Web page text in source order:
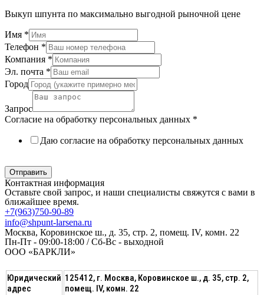
Выкуп шпунта по максимально выгодной рыночной цене
Имя *
Телефон *
Компания *
Эл. почта *
Город
Запрос
Согласие на обработку персональных данных *
Даю согласие на обработку персональных данных
Отправить
Контактная информация
Оставьте свой запрос, и наши специалисты свяжутся с вами в
ближайшее время.
+7(963)750-90-89
info@shpunt-larsena.ru
Москва, Коровинское ш., д. 35, стр. 2, помещ. IV, комн. 22
Пн-Пт - 09:00-18:00 / Сб-Вс - выходной
ООО «БАРКЛИ»
Юридический
адрес
125412, г. Москва, Коровинское ш., д. 35, стр. 2,
помещ. IV, комн. 22